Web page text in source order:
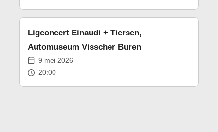
9 mei 2026
20:00
Ligconcert Einaudi + Tiersen,
Automuseum Visscher Buren